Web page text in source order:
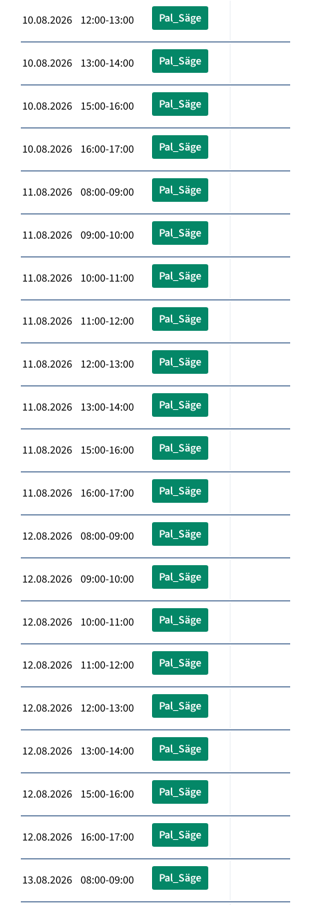
10.08.2026 12:00-13:00 Pal_Säge
10.08.2026 13:00-14:00 Pal_Säge
10.08.2026 15:00-16:00 Pal_Säge
10.08.2026 16:00-17:00 Pal_Säge
11.08.2026 08:00-09:00 Pal_Säge
11.08.2026 09:00-10:00 Pal_Säge
11.08.2026 10:00-11:00 Pal_Säge
11.08.2026 11:00-12:00 Pal_Säge
11.08.2026 12:00-13:00 Pal_Säge
11.08.2026 13:00-14:00 Pal_Säge
11.08.2026 15:00-16:00 Pal_Säge
11.08.2026 16:00-17:00 Pal_Säge
12.08.2026 08:00-09:00 Pal_Säge
12.08.2026 09:00-10:00 Pal_Säge
12.08.2026 10:00-11:00 Pal_Säge
12.08.2026 11:00-12:00 Pal_Säge
12.08.2026 12:00-13:00 Pal_Säge
12.08.2026 13:00-14:00 Pal_Säge
12.08.2026 15:00-16:00 Pal_Säge
12.08.2026 16:00-17:00 Pal_Säge
13.08.2026 08:00-09:00 Pal_Säge